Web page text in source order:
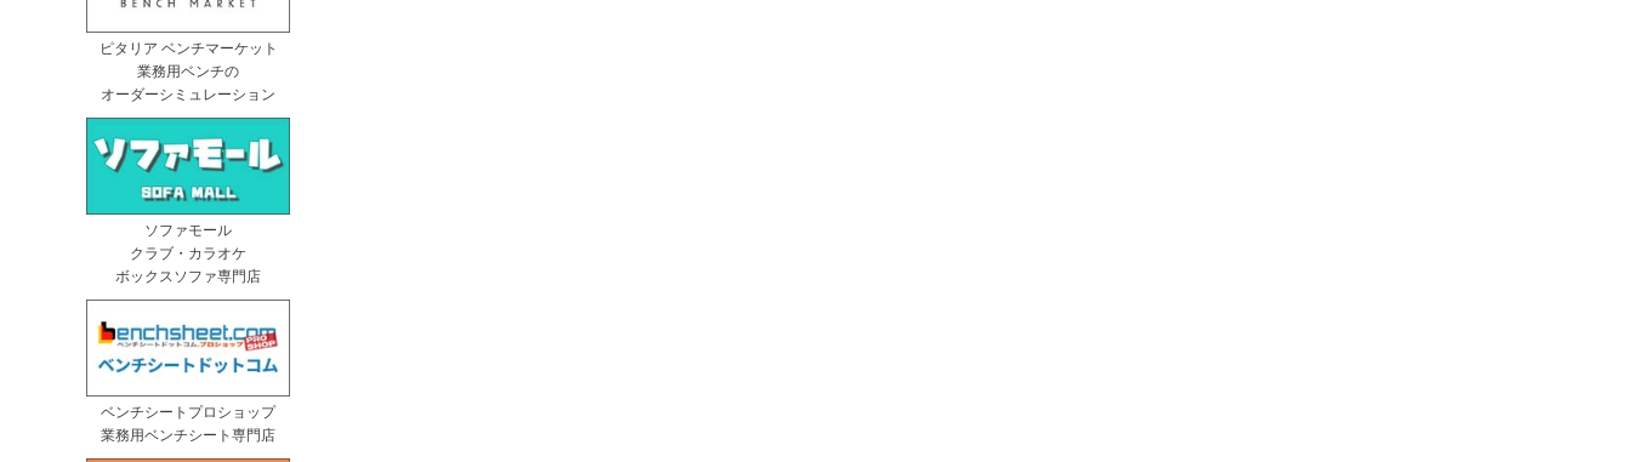
ピタリア ベンチマーケット
業務用ベンチの
オーダーシミュレーション
ソファモール
クラブ・カラオケ
ボックスソファ専門店
ベンチシートプロショップ
業務用ベンチシート専門店